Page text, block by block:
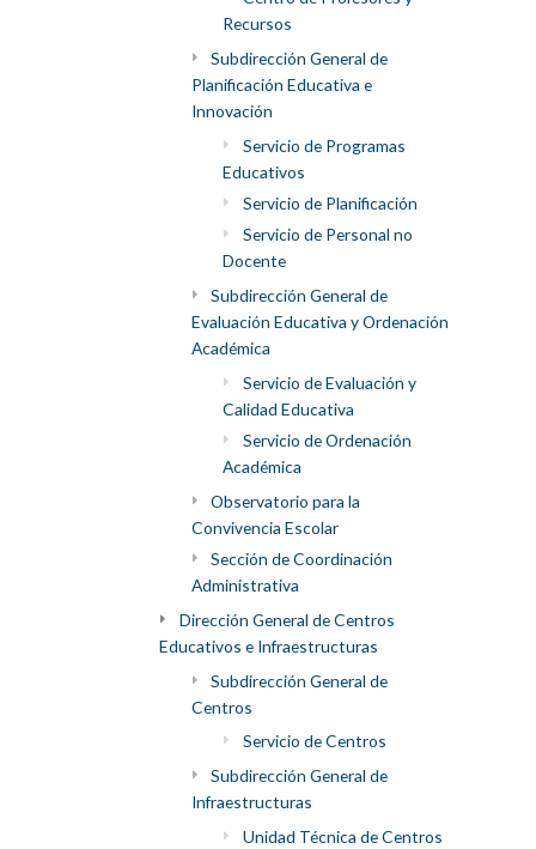
Recursos
Subdirección General de
Planificación Educativa e
Innovación
Servicio de Programas
Educativos
Servicio de Planificación
Servicio de Personal no
Docente
Subdirección General de
Evaluación Educativa y Ordenación
Académica
Servicio de Evaluación y
Calidad Educativa
Servicio de Ordenación
Académica
Observatorio para la
Convivencia Escolar
Sección de Coordinación
Administrativa
Dirección General de Centros
Educativos e Infraestructuras
Subdirección General de
Centros
Servicio de Centros
Subdirección General de
Infraestructuras
Unidad Técnica de Centros